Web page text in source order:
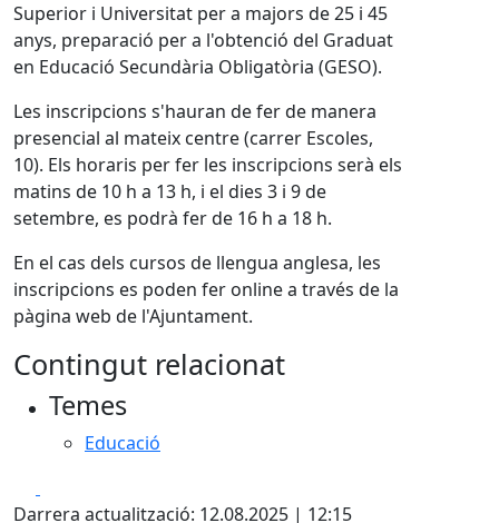
Superior i Universitat per a majors de 25 i 45
anys, preparació per a l'obtenció del Graduat
en Educació Secundària Obligatòria (GESO).
Les inscripcions s'hauran de fer de manera
presencial al mateix centre (carrer Escoles,
10). Els horaris per fer les inscripcions serà els
matins de 10 h a 13 h, i el dies 3 i 9 de
setembre, es podrà fer de 16 h a 18 h.
En el cas dels cursos de llengua anglesa, les
inscripcions es poden fer online a través de la
pàgina web de l'Ajuntament.
Contingut relacionat
Temes
Educació
Darrera actualització: 12.08.2025 | 12:15